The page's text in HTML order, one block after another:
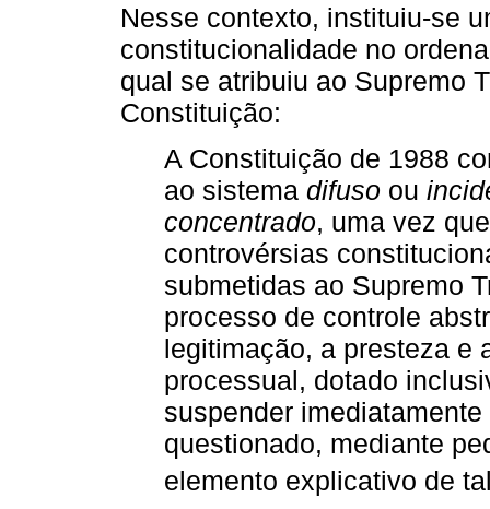
Nesse contexto, instituiu-se
constitucionalidade no
qual se atribuiu ao Supremo
Constituição:
A Constituição de 1988
ao sistema difuso ou
concentrado, uma vez
controvérsias
submetidas ao Supremo
processo de controle
legitimação, a presteza e
processual, dotado
suspender
questionado, mediante
elemento explicativo de